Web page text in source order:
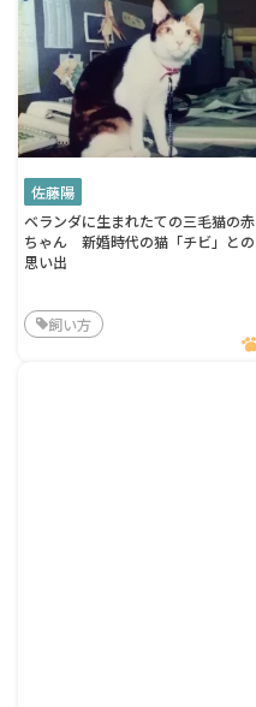
佐藤陽
ベランダに生まれたての三毛猫の赤
ちゃん 新婚時代の猫「チビ」との
思い出
飼い方